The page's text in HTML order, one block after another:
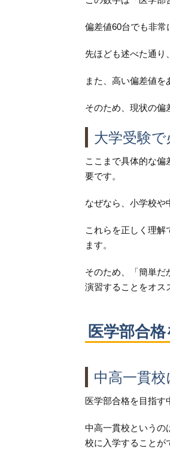
偏差値60台でも非常
先ほども述べた通り
また、高い偏差値を
そのため、現状の偏
大学受験で
ここまで具体的な
要です。
なぜなら、小学校や
これらを正しく理
ます。
そのため、「簡単だ
演習することをオス
医学部合
中高一貫
医学部合格を目指す
中高一貫校というの
校に入学することが